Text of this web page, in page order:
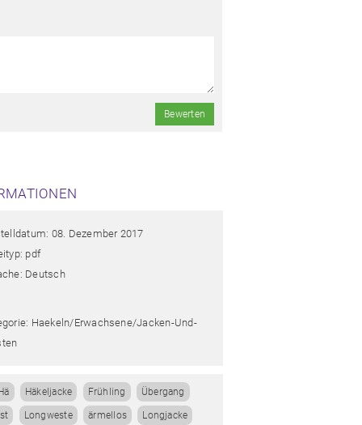
Bewerten
08. Dezember 2017
pdf
Deutsch
Haekeln/erwachsene/jacken-Und-
Häkeljacke Frühling Übergang
Longweste ärmellos Longjacke